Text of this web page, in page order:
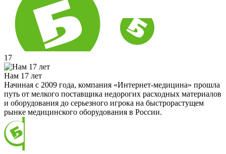
17
Нам 17 лет
Начиная с 2009 года, компания «Интернет-медицина» прошла
путь от мелкого поставщика недорогих расходных материалов
и оборудования до серьезного игрока на быстрорастущем
рынке медицинского оборудования в России.